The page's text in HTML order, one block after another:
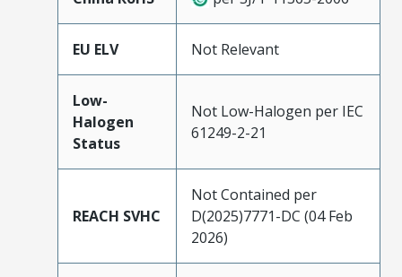
EU ELV Not Relevant
Low-
Halogen
Status
Not Low-Halogen per IEC
61249-2-21
REACH SVHC
Not Contained per
D(2025)7771-DC (04 Feb
2026)